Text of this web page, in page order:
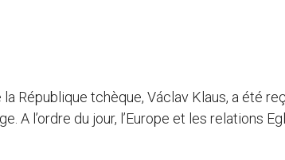
République tchèque, Václav Klaus, a été
A l’ordre du jour, l’Europe et les relations